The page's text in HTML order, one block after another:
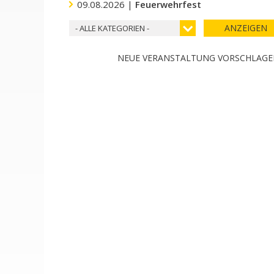
09.08.2026 | Feuerwehrfest
- ALLE KATEGORIEN - ANZEIGEN
NEUE VERANSTALTUNG